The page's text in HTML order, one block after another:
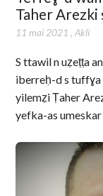
Taher Arezki
11 mai 2021 ,Akli
S ttawil n uẓeṭṭa
iberreḥ-d s tuffɣa
yilemẓi Ṭaher
yefka-as